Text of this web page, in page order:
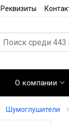
Реквизиты
О компании
Шумоглушители